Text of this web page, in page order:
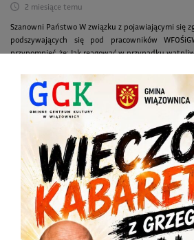
2 miesiące temu
Szanowni Państwo W związku z pojawiającymi się
podszywających się pod pracowników
przypomnieć, że: Jak reagować w przypadku
WIĘCEJ